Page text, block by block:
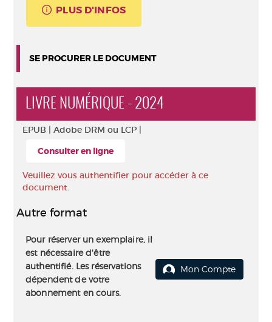
PLUS D'INFOS
SE PROCURER LE DOCUMENT
LIVRE NUMÉRIQUE - 2024
EPUB | Adobe DRM ou LCP |
Consulter en ligne
Veuillez vous authentifier pour accéder à ce
document.
Autre format
Pour réserver un exemplaire, il
est nécessaire d'être
authentifié. Les réservations
dépendent de votre
abonnement en cours.
Mon Compte